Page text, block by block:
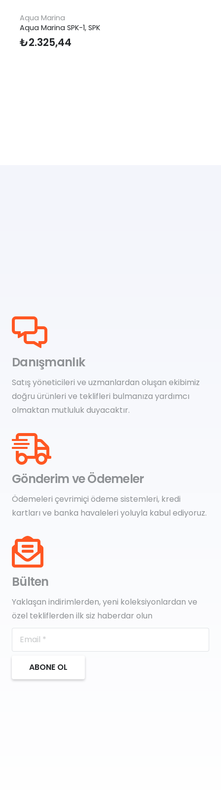
Aqua Marina
Aqua Marina SPK-1, SPK
₺2.325,44
Danışmanlık
Satış yöneticileri ve uzmanlardan oluşan ekibimiz
doğru ürünleri ve teklifleri bulmanıza yardımcı
olmaktan mutluluk duyacaktır.
Gönderim ve Ödemeler
Ödemeleri çevrimiçi ödeme sistemleri, kredi
kartları ve banka havaleleri yoluyla kabul ediyoruz.
Bülten
Yaklaşan indirimlerden, yeni koleksiyonlardan ve
özel tekliflerden ilk siz haberdar olun
ABONE OL